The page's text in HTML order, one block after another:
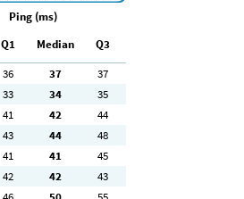
Ping (ms)
Q1 Median
Q3
36 37
37
33 34
35
41 42
44
43 44
48
41 41
45
42 42
43